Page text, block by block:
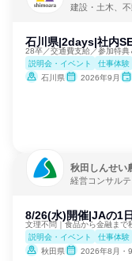
建設・土木、
石川県|2days|社内
28卒／交通費支給／参加特
説明会・イベント
仕事体験
石川県
2026年9月
秋田しんせい
経営コンサル
8/26(水)開催|JAの1
文理不問｜食品から金融まで
説明会・イベント
仕事体験
秋田県
2026年8月・